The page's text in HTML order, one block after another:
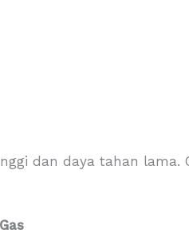
dan daya tahan lama.